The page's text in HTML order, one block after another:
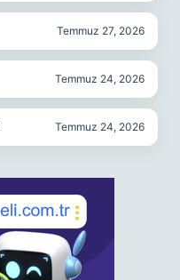
Temmuz 27, 2026
Temmuz 24, 2026
Temmuz 24, 2026